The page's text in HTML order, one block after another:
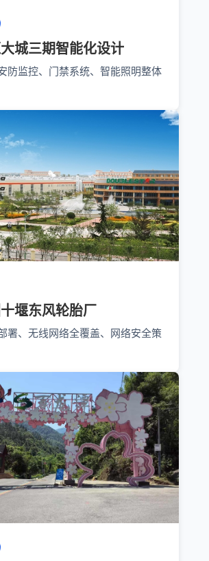
城三期智能化设计
防监控、门禁系统、智能照明整体
堰东风轮胎厂
署、无线网络全覆盖、网络安全策